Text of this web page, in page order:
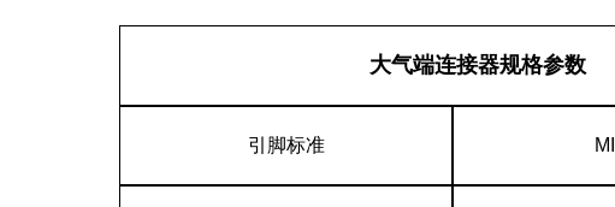
大气端连接器规格参数
引脚标准